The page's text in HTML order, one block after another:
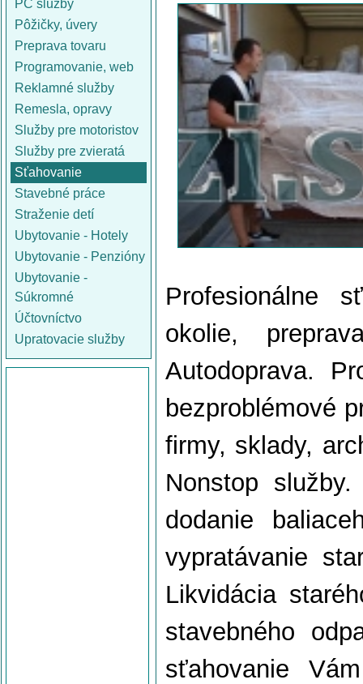
PC služby
Pôžičky, úvery
Preprava tovaru
Programovanie, web
Reklamné služby
Remesla, opravy
Služby pre motoristov
Služby pre zvieratá
Sťahovanie
Stavebné práce
Straženie detí
Ubytovanie - Hotely
Ubytovanie - Penzióny
Ubytovanie -
Súkromné
Účtovníctvo
Upratovacie služby
Profesionálne
okolie,
Autodoprava.
bezproblémové
firmy, sklady,
Nonstop
dodanie
vypratávanie
Likvidácia
stavebného
sťahovanie